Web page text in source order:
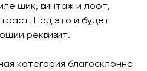
шик, винтаж и лофт,
Под это и будет
реквизит.
категория благосклонно